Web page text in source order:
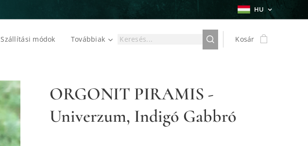
HU
Szállítási módok Továbbiak Kosár
ORGONIT PIRAMIS -
Univerzum, Indigó Gabbró